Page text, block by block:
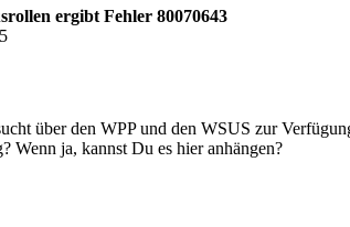
ergibt Fehler 80070643
über den WPP und den WSUS zur
Wenn ja, kannst Du es hier anhängen?